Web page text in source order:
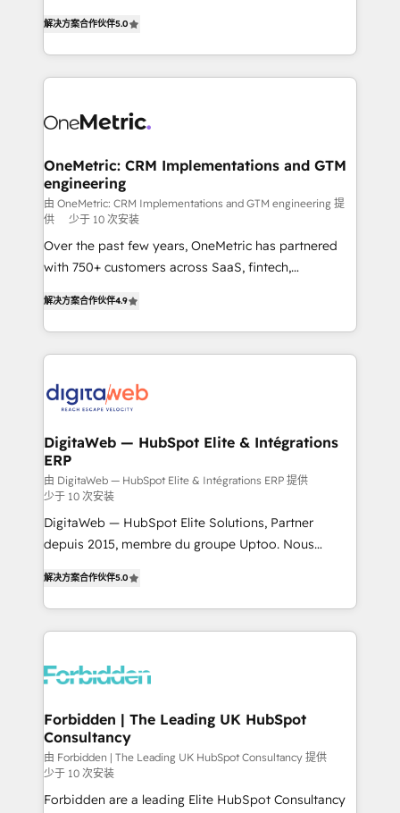
données unifiées, des processus alignés. Ensuite
l'augmentation : l'IA là où elle crée de la valeur. Et
surtout : l'humain qui reste au centre. Parce que la
Stand Out.
system environments and global SaaS or
manufacturing teams. Trusted by leading enterprises
and fast growing scale ups including Sony, Rapyd,
Design Automation and Uptive. 📊 RevOps & data
integrations 🤖 AI workflows & enrichment 📘 Team
enablement & company-wide adoption We create
HubSpot environments that teams use with
confidence and that leadership can rely on for
scalable revenue insights.
解决方案合作伙伴5.0
OneMetric: CRM Implementations and GTM
engineering
由 OneMetric: CRM Implementations and GTM engineering 提
供
少于 10 次安装
Over the past few years, OneMetric has partnered
with 750+ customers across SaaS, fintech,
150+ HubSpot-certified experts, we deliver scalable
solutions to complex GTM and RevOps challenges.
Our Expertise 🔹 Onboarding & Implementation:
tailored to your GTM motion. 🔹 Migrations: Move
downtime. 🔹 RevOps Strategy: Align teams,
processes, and data to drive revenue efficiency. 🔹
Integrations: Connect HubSpot with your tech stack
for better adoption. 🔹 Custom Solutions: Build
tailored apps, workflows, and configurations. We are
SOC 2 Type II and ISO 27001 certified, reinforcing
OneMetric that matters most: revenue.
解决方案合作伙伴4.9
DigitaWeb — HubSpot Elite & Intégrations
ERP
由 DigitaWeb — HubSpot Elite & Intégrations ERP 提供
少于 10 次安装
DigitaWeb — HubSpot Elite Solutions, Partner
depuis 2015, membre du groupe Uptoo. Nous
Ventes et Service sur HubSpot grâce à la Revenue
Architecture : alignement des équipes, pipeline
prévisible, croissance mesurable. 🔌 Intégrations
Dynamics..), VOIP (Aircall, Ringover, Modjo), Shopify,
Extensions (React), Serverless Node.js, Custom
Objects, thèmes HubL, agents IA & Breeze AI. 🎯
Secteurs : Industrie, Distribution B2B, SaaS, Services
B2B, Immobilier, Viticulture, Finance. 🚀 Nos livrables
: migration sécurisée, implémentation Marketing +
解决方案合作伙伴5.0
Forbidden | The Leading UK HubSpot
Consultancy
由 Forbidden | The Leading UK HubSpot Consultancy 提供
少于 10 次安装
Forbidden are a leading Elite HubSpot Consultancy